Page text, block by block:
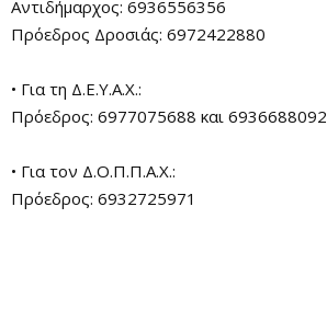
Αντιδήμαρχος: 6936556356
Πρόεδρος Δροσιάς: 6972422880
• Για τη Δ.Ε.Υ.Α.Χ.:
Πρόεδρος: 6977075688 και 6936688092
• Για τον Δ.Ο.Π.Π.Α.Χ.:
Πρόεδρος: 6932725971